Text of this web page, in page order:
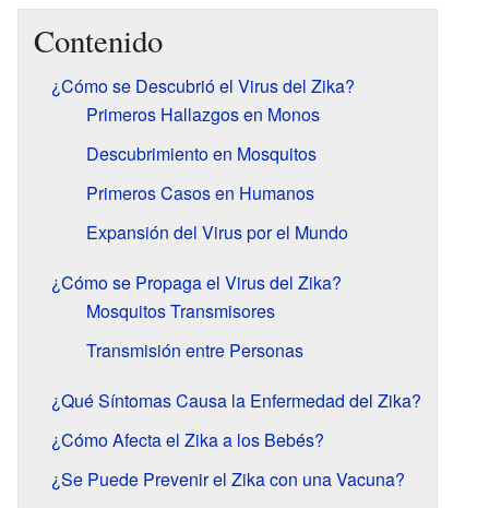
Contenido
¿Cómo se Descubrió el Virus del Zika?
Primeros Hallazgos en Monos
Descubrimiento en Mosquitos
Primeros Casos en Humanos
Expansión del Virus por el Mundo
¿Cómo se Propaga el Virus del Zika?
Mosquitos Transmisores
Transmisión entre Personas
¿Qué Síntomas Causa la Enfermedad del Zika?
¿Cómo Afecta el Zika a los Bebés?
¿Se Puede Prevenir el Zika con una Vacuna?